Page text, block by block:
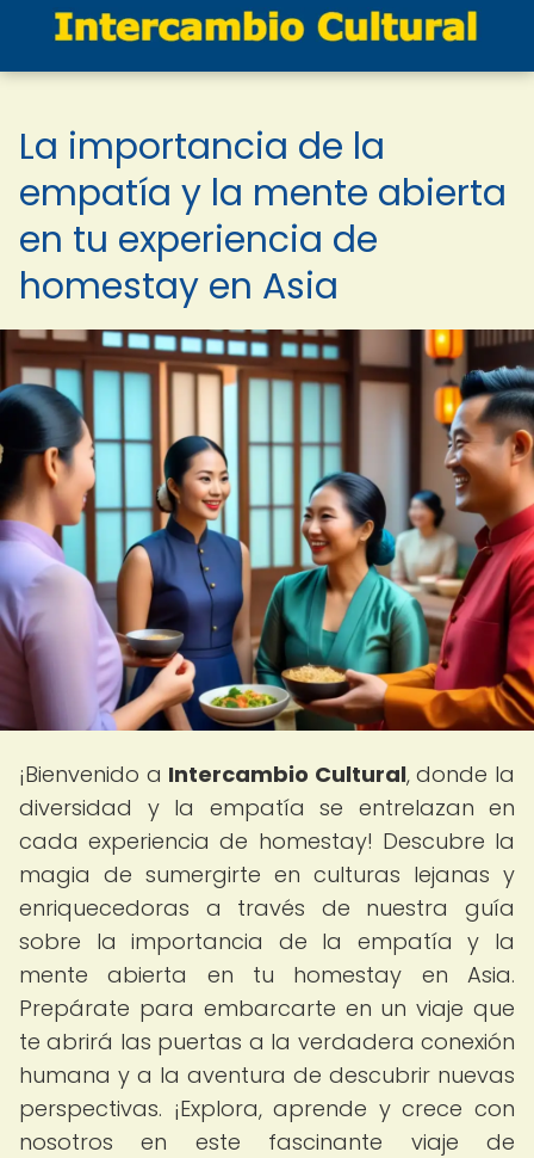
La importancia de la
empatía y la mente abierta
en tu experiencia de
homestay en Asia
¡Bienvenido a Intercambio Cultural, donde la
diversidad y la empatía se entrelazan en
cada experiencia de homestay! Descubre la
magia de sumergirte en culturas lejanas y
enriquecedoras a través de nuestra guía
sobre la importancia de la empatía y la
mente abierta en tu homestay en Asia.
Prepárate para embarcarte en un viaje que
te abrirá las puertas a la verdadera conexión
humana y a la aventura de descubrir nuevas
perspectivas. ¡Explora, aprende y crece con
nosotros en este fascinante viaje de